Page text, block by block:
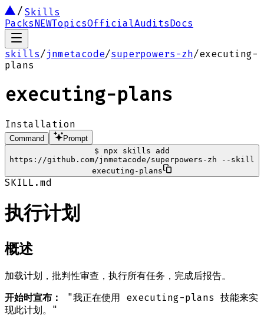
Skills
PacksNEWTopicsOfficialAuditsDocs
skills/jnmetacode/superpowers-zh/executing-
plans
executing-plans
Installation
Command
Prompt
$
npx skills add
https://github.com/jnmetacode/superpowers-zh --skill
executing-plans
SKILL.md
执行计划
概述
加载计划，批判性审查，执行所有任务，完成后报告。
开始时宣布：
"我正在使用 executing-plans 技能来实
现此计划。"